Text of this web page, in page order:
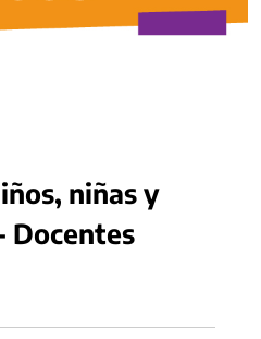
niñas y
Docentes